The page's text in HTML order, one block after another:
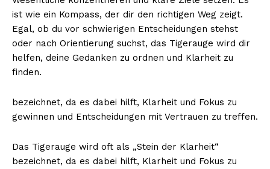
ist wie ein Kompass, der dir den richtigen Weg zeigt.
Egal, ob du vor schwierigen Entscheidungen stehst
oder nach Orientierung suchst, das Tigerauge wird dir
helfen, deine Gedanken zu ordnen und Klarheit zu
finden.
bezeichnet, da es dabei hilft, Klarheit und Fokus zu
gewinnen und Entscheidungen mit Vertrauen zu treffen.
Das Tigerauge wird oft als „Stein der Klarheit“
bezeichnet, da es dabei hilft, Klarheit und Fokus zu